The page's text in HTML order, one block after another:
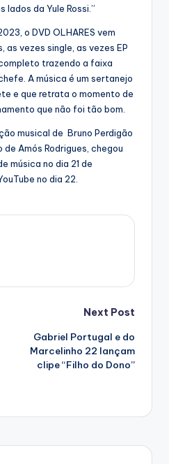
lados da Yule Rossi.”
o DVD OLHARES vem
vezes single, as vezes EP
completo trazendo a faixa
A música é um sertanejo
e que retrata o momento de
que não foi tão bom.
musical de Bruno Perdigão
Amós Rodrigues, chegou
música no dia 21 de
no dia 22.
Next Post
Gabriel Portugal e do
Marcelinho 22 lançam
clipe “Filho do Dono”